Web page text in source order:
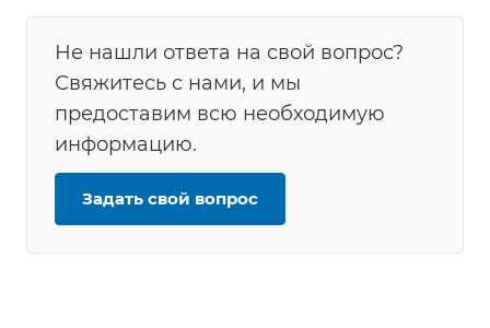
Не нашли ответа на свой вопрос?
Свяжитесь с нами, и мы
предоставим всю необходимую
информацию.
Задать свой вопрос